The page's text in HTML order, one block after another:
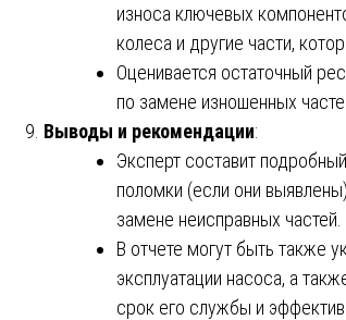
износа ключевых
колеса и другие части,
Оценивается остаточный
по замене изношенных
Выводы и рекомендации:
Эксперт составит
поломки (если они
замене неисправных частей.
В отчете могут быть также
эксплуатации насоса, а
срок его службы и